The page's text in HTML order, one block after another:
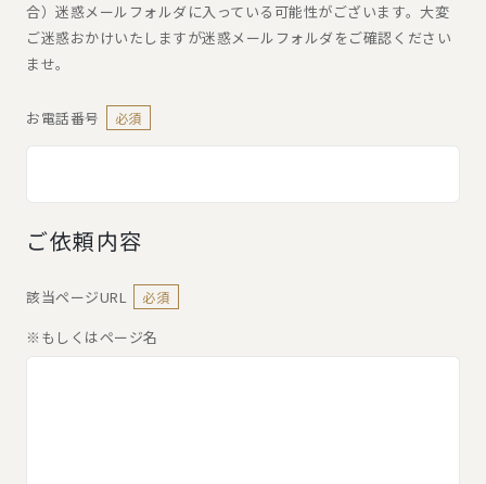
合）迷惑メールフォルダに入っている可能性がございます。大変
ご迷惑おかけいたしますが迷惑メールフォルダをご確認ください
ませ。
お電話番号 必須
ご依頼内容
該当ページURL 必須
※もしくはページ名